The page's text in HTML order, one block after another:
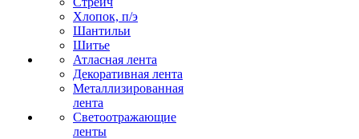
Хлопок, п/э
Шантильи
Шитье
Атласная лента
Декоративная лента
Металлизированная
лента
Светоотражающие
ленты